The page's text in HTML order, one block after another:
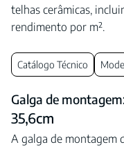
telhas cerâmicas,
rendimento por m².
Catálogo Técnico
Galga de
35,6cm
A galga de montagem